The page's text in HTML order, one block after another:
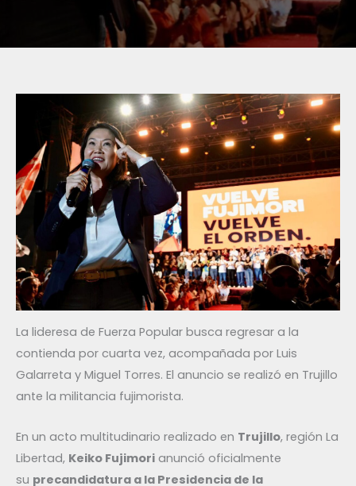
La lideresa de Fuerza Popular busca regresar a la
contienda por cuarta vez, acompañada por Luis
Galarreta y Miguel Torres. El anuncio se realizó en Trujillo
ante la militancia fujimorista.
En un acto multitudinario realizado en Trujillo, región La
Libertad, Keiko Fujimori anunció oficialmente
su precandidatura a la Presidencia de la